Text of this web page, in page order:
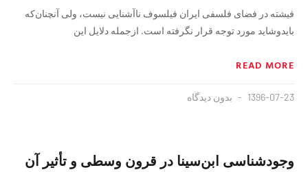
فیشته در فضای فلسفی ایران فیلسوف ناآشنایی نیست، ولی آنچنان‌که
بایدوشاید مورد توجه قرار نگرفته است. ازجمله دلایل این
READ MORE
1396-07-23 بدون دیدگاه
وجودشناسی ابن‌سینا در قرون وسطی و تأثیر آن